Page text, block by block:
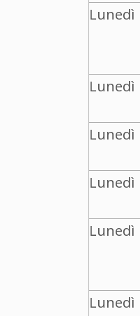
Lunedì
Lunedì
Lunedì
Lunedì
Lunedì
Lunedì